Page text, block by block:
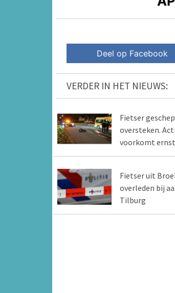
Deel op Facebook
VERDER IN HET NIEUWS:
Fietser
oversteken.
voorkomt
Fietser uit
overleden bij
Tilburg